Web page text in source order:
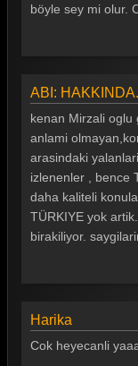
böyle sey mi olur.
ABI:
kenan Mirzali oglu
anlami
arasindaki
izlenenler , bence
daha kaliteli
TÜRKIYE yok
birakiliyor.
Harika
Cok heyecanli